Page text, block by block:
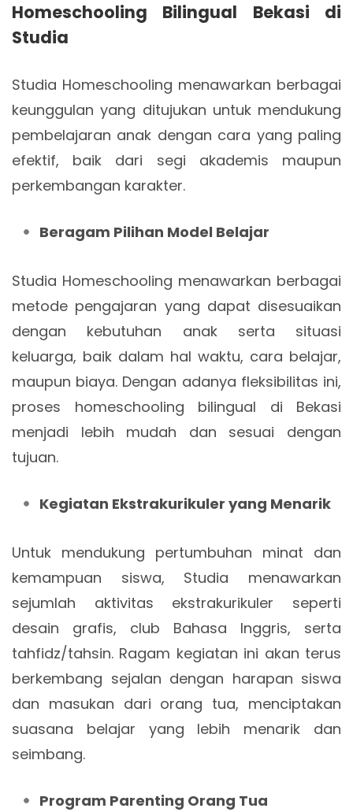
Homeschooling Bilingual Bekasi di
Studia
Studia Homeschooling menawarkan berbagai
keunggulan yang ditujukan untuk mendukung
pembelajaran anak dengan cara yang paling
efektif, baik dari segi akademis maupun
perkembangan karakter.
Beragam Pilihan Model Belajar
Studia Homeschooling menawarkan berbagai
metode pengajaran yang dapat disesuaikan
dengan kebutuhan anak serta situasi
keluarga, baik dalam hal waktu, cara belajar,
maupun biaya. Dengan adanya fleksibilitas ini,
proses homeschooling bilingual di Bekasi
menjadi lebih mudah dan sesuai dengan
tujuan.
Kegiatan Ekstrakurikuler yang Menarik
Untuk mendukung pertumbuhan minat dan
kemampuan siswa, Studia menawarkan
sejumlah aktivitas ekstrakurikuler seperti
desain grafis, club Bahasa Inggris, serta
tahfidz/tahsin. Ragam kegiatan ini akan terus
berkembang sejalan dengan harapan siswa
dan masukan dari orang tua, menciptakan
suasana belajar yang lebih menarik dan
seimbang.
Program Parenting Orang Tua